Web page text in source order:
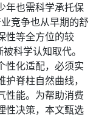
年也需科学承托保
竞争也从早期的舒
性等全方位的较
科学认知取代。
性化适配，必须实
脊柱自然曲线，
性能。为帮助消费
性决策，本文甄选